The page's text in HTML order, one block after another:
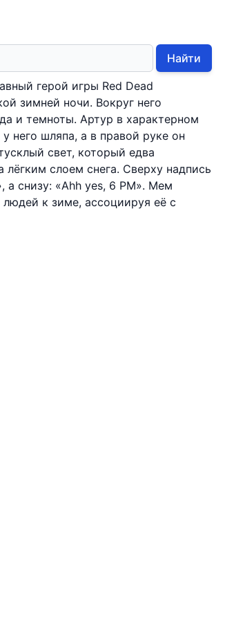
Найти
герой игры Red Dead
зимней ночи. Вокруг него
и темноты. Артур в характерном
него шляпа, а в правой руке он
свет, который едва
слоем снега. Сверху надпись
а снизу: «Ahh yes, 6 PM». Мем
к зиме, ассоциируя её с